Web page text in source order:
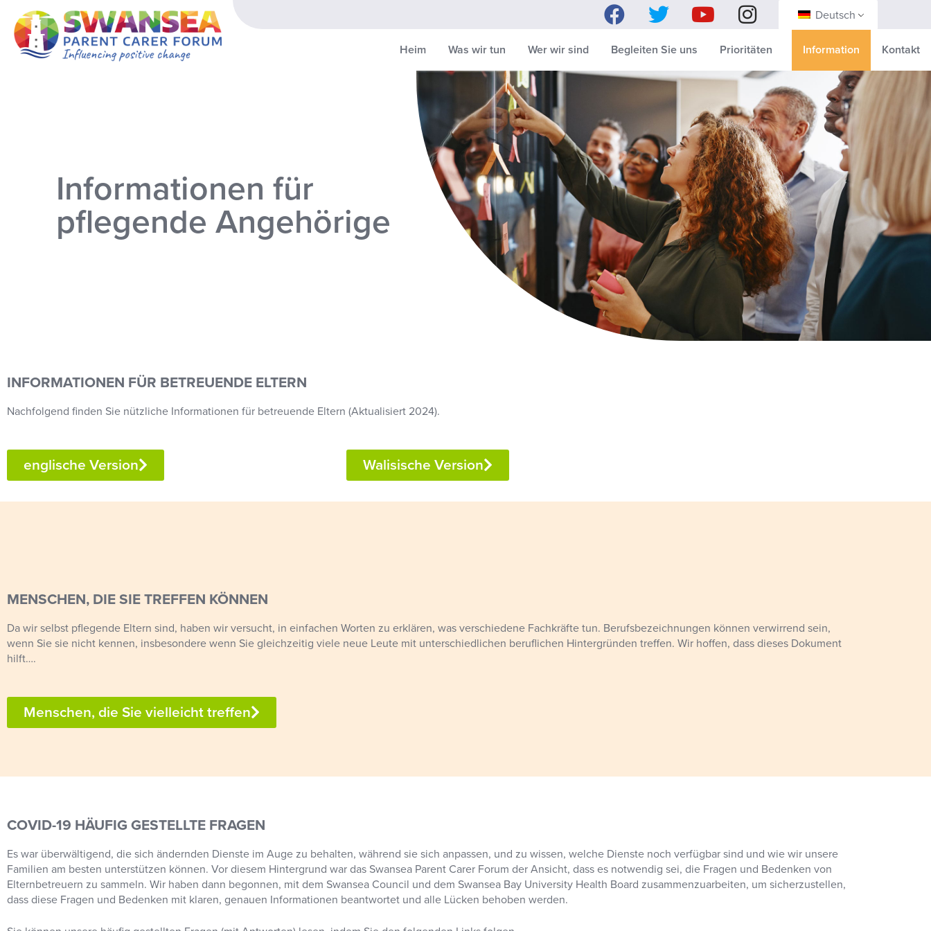
Deutsch
Heim Was wir tun Wer wir sind Begleiten Sie uns Prioritäten Information Kontakt
Informationen für
pflegende Angehörige
INFORMATIONEN FÜR BETREUENDE ELTERN
Nachfolgend finden Sie nützliche Informationen für betreuende Eltern (Aktualisiert 2024).
englische Version Walisische Version
MENSCHEN, DIE SIE TREFFEN KÖNNEN
Da wir selbst pflegende Eltern sind, haben wir versucht, in einfachen Worten zu erklären, was verschiedene Fachkräfte tun. Berufsbezeichnungen können verwirrend sein,
wenn Sie sie nicht kennen, insbesondere wenn Sie gleichzeitig viele neue Leute mit unterschiedlichen beruflichen Hintergründen treffen. Wir hoffen, dass dieses Dokument
hilft….
Menschen, die Sie vielleicht treffen
COVID-19 HÄUFIG GESTELLTE FRAGEN
Es war überwältigend, die sich ändernden Dienste im Auge zu behalten, während sie sich anpassen, und zu wissen, welche Dienste noch verfügbar sind und wie wir unsere
Familien am besten unterstützen können. Vor diesem Hintergrund war das Swansea Parent Carer Forum der Ansicht, dass es notwendig sei, die Fragen und Bedenken von
Elternbetreuern zu sammeln. Wir haben dann begonnen, mit dem Swansea Council und dem Swansea Bay University Health Board zusammenzuarbeiten, um sicherzustellen,
dass diese Fragen und Bedenken mit klaren, genauen Informationen beantwortet und alle Lücken behoben werden.